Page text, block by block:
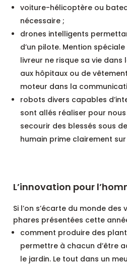
voiture-hélicoptère ou
nécessaire ;
drones intelligents
d’un pilote. Mention
livreur ne risque sa vie dans
aux hôpitaux ou de
moteur dans la
robots divers capables
sont allés réaliser pour
secourir des blessés sous
humain prime clairement
L’innovation pour
Si l’on s’écarte du monde
phares présentées cette
comment produire des
permettre à chacun d’être
le jardin. Le tout dans un